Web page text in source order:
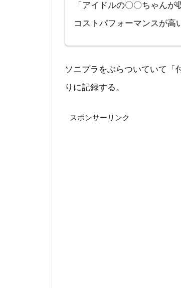
「アイドルの〇〇ちゃんが
コストパフォーマンスが高
ソニプラをぶらついていて「
りに記録する。
スポンサーリンク